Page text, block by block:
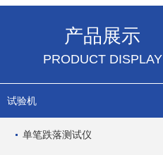
产品展示
PRODUCT DISPLAY
试验机
单笔跌落测试仪